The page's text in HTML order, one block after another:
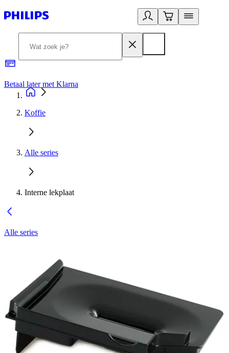
Betaal later met Klarna
Koffie
Alle series
Interne lekplaat
Alle series